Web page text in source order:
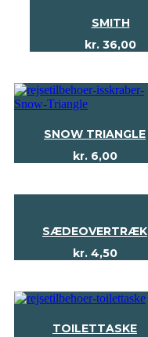
SMITH
kr. 36,00
SNOW TRIANGLE
kr.6,00
SÆDEOVERTRÆK
kr.4,50
TOILETTASKE